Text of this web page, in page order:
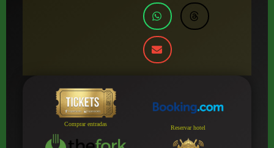
Comprar entradas
Reservar hotel